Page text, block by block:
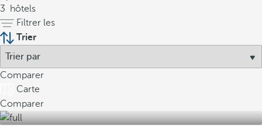
3
hôtels
Filtrer les
Trier
Comparer
Carte
Comparer